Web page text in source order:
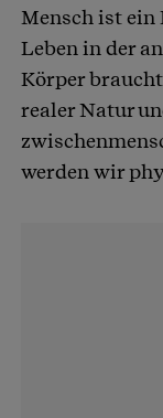
Mensch ist ein
Leben in der
Körper
realer Natur
werden wir